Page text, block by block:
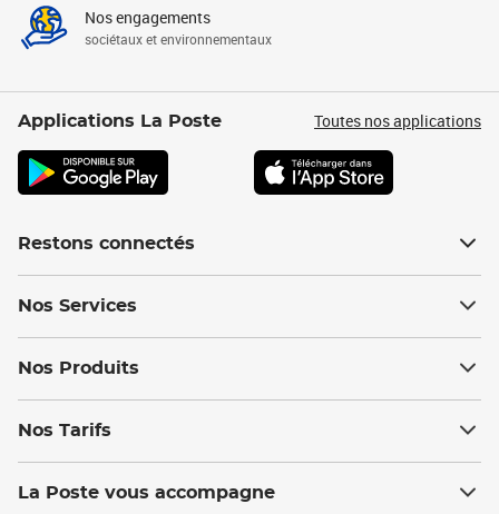
Nos engagements
sociétaux et environnementaux
Applications La Poste Toutes nos applications
Restons connectés
Nos Services
Nos Produits
Nos Tarifs
La Poste vous accompagne